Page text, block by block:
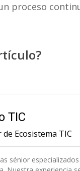
proceso
TIC
Ecosistema TIC
sénior